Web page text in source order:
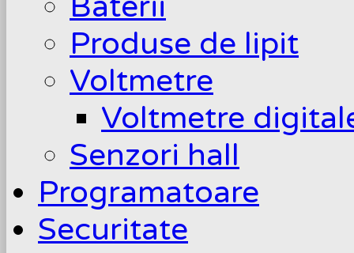
Produse de lipit
Voltmetre
Voltmetre
Senzori hall
Programatoare
Securitate